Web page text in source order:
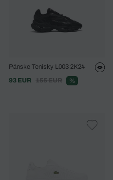
Pánske Tenisky L003 2K24
93 EUR
155 EUR %